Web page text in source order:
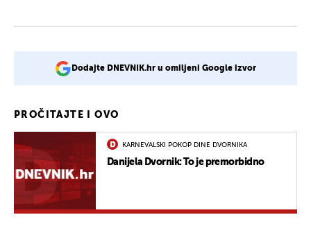
Dodajte DNEVNIK.hr u omiljeni Google izvor
PROČITAJTE I OVO
KARNEVALSKI POKOP DINE DVORNIKA
Danijela Dvornik: To je premorbidno